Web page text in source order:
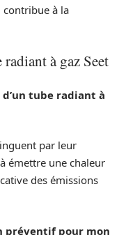
contribue à la
à gaz Seet
tube radiant à
par leur
émettre une chaleur
des émissions
préventif pour mon